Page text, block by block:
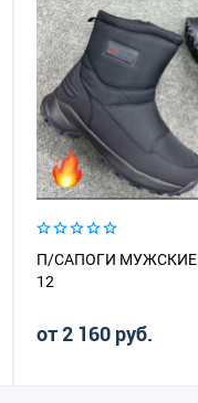
П/САПОГИ МУЖСКИЕ
12
от 2 160 руб.